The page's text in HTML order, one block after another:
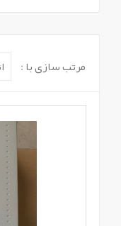
مرتب سازی با :